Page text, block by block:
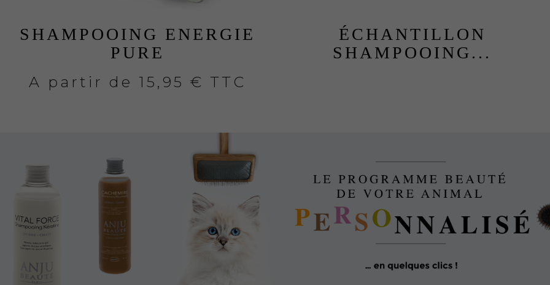
SHAMPOOING ENERGIE
PURE
A partir de 15,95 € TTC
ÉCHANTILLON
SHAMPOOING...